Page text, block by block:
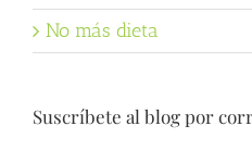
No más dieta
Suscríbete al blog por